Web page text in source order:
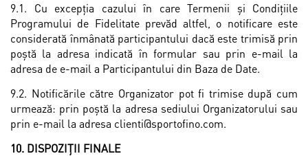
9.1. Cu excepția cazului în care Termenii și Condițiile
Programului de Fidelitate prevăd altfel, o notificare este
considerată înmânată participantului dacă este trimisă prin
poștă la adresa indicată în formular sau prin e-mail la
adresa de e-mail a Participantului din Baza de Date.
9.2. Notificările către Organizator pot fi trimise după cum
urmează: prin poştă la adresa sediului Organizatorului sau
prin e-mail la adresa clienti@sportofino.com.
10. DISPOZIȚII FINALE